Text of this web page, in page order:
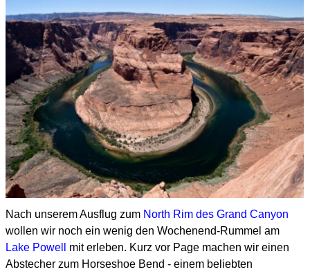
Nach unserem Ausflug zum North Rim des Grand Canyon
wollen wir noch ein wenig den Wochenend-Rummel am
Lake Powell
mit erleben. Kurz vor Page machen wir einen
Abstecher zum Horseshoe Bend - einem beliebten